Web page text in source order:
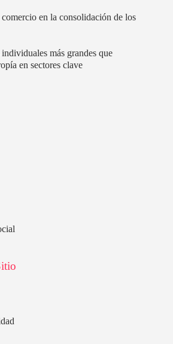
en la consolidación de los
más grandes que
en sectores clave